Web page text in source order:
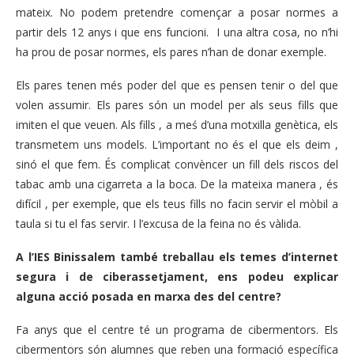
mateix. No podem pretendre començar a posar normes a
partir dels 12 anys i que ens funcioni. I una altra cosa, no n’hi
ha prou de posar normes, els pares n’han de donar exemple.
Els pares tenen més poder del que es pensen tenir o del que
volen assumir. Els pares són un model per als seus fills que
imiten el que veuen. Als fills , a meś d’una motxilla genètica, els
transmetem uns models. L’important no és el que els deim ,
sinó el que fem. És complicat convèncer un fill dels riscos del
tabac amb una cigarreta a la boca. De la mateixa manera , és
difícil , per exemple, que els teus fills no facin servir el mòbil a
taula si tu el fas servir. I l’excusa de la feina no és vàlida.
A l’IES Binissalem també treballau els temes d’internet
segura i de ciberassetjament, ens podeu explicar
alguna acció posada en marxa des del centre?
Fa anys que el centre té un programa de cibermentors. Els
cibermentors són alumnes que reben una formació específica